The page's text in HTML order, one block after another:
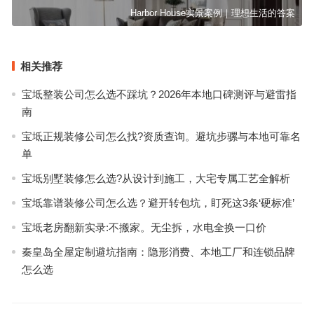
Harbor House实景案例｜理想生活的答案
相关推荐
宝坻整装公司怎么选不踩坑？2026年本地口碑测评与避雷指
南
宝坻正规装修公司怎么找?资质查询。避坑步骡与本地可靠名
单
宝坻别墅装修怎么选?从设计到施工，大宅专属工艺全解析
宝坻靠谱装修公司怎么选？避开转包坑，盯死这3条‘硬标准’
宝坻老房翻新实录:不搬家。无尘拆，水电全换一口价
秦皇岛全屋定制避坑指南：隐形消费、本地工厂和连锁品牌
怎么选